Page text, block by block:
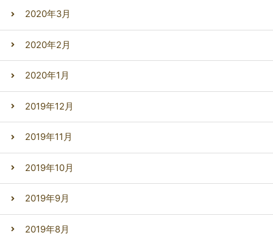
2020年3月
2020年2月
2020年1月
2019年12月
2019年11月
2019年10月
2019年9月
2019年8月